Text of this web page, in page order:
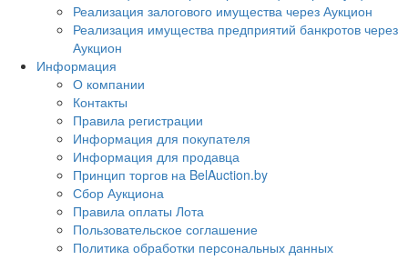
Реализация залогового имущества через Аукцион
Реализация имущества предприятий банкротов через
Аукцион
Информация
О компании
Контакты
Правила регистрации
Информация для покупателя
Информация для продавца
Принцип торгов на BelAuction.by
Сбор Аукциона
Правила оплаты Лота
Пользовательское соглашение
Политика обработки персональных данных